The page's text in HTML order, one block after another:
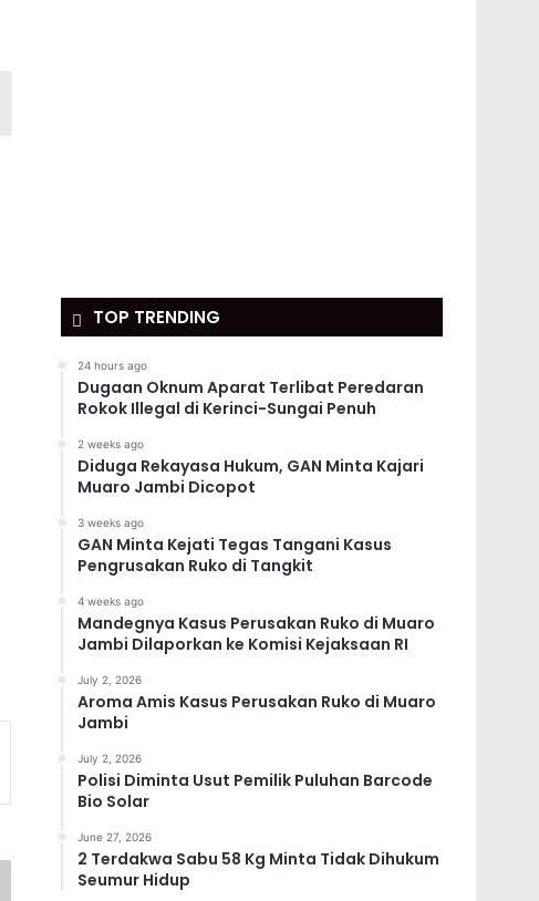
TOP TRENDING
24 hours ago
Dugaan Oknum Aparat Terlibat Peredaran
Rokok Illegal di Kerinci-Sungai Penuh
2 weeks ago
Diduga Rekayasa Hukum, GAN Minta Kajari
Muaro Jambi Dicopot
3 weeks ago
GAN Minta Kejati Tegas Tangani Kasus
Pengrusakan Ruko di Tangkit
4 weeks ago
Mandegnya Kasus Perusakan Ruko di Muaro
Jambi Dilaporkan ke Komisi Kejaksaan RI
July 2, 2026
Aroma Amis Kasus Perusakan Ruko di Muaro
Jambi
July 2, 2026
Polisi Diminta Usut Pemilik Puluhan Barcode
Bio Solar
June 27, 2026
2 Terdakwa Sabu 58 Kg Minta Tidak Dihukum
Seumur Hidup